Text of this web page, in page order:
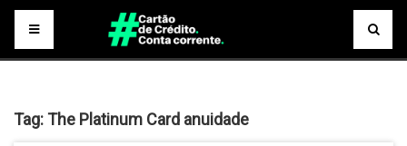
Tag: The Platinum Card anuidade